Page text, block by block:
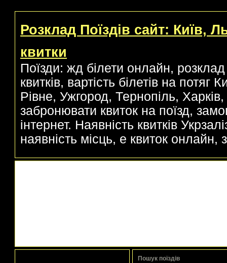
Розклад Поїздів сайт: Київ,
квитки
Поїзди: жд білети онлайн, розклад
квитків, вартість білетів на потяг
Рівне, Ужгород, Тернопіль,
забронювати квиток на поїзд,
інтернет. Наявність квитків
наявність місць, е квиток онлайн,
Пошук поїздів